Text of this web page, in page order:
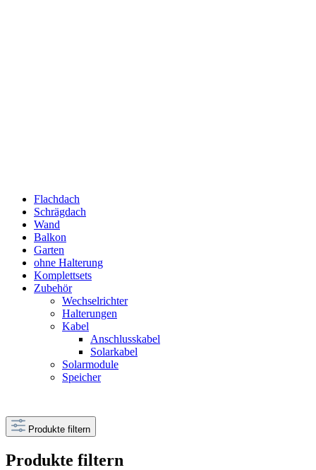
Flachdach
Schrägdach
Wand
Balkon
Garten
ohne Halterung
Komplettsets
Zubehör
Wechselrichter
Halterungen
Kabel
Anschlusskabel
Solarkabel
Solarmodule
Speicher
Produkte filtern
Produkte filtern